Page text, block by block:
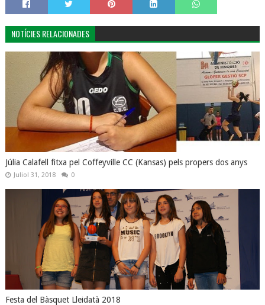
NOTÍCIES RELACIONADES
Júlia Calafell fitxa pel Coffeyville CC (Kansas) pels propers dos anys
Juliol 31, 2018 0
Festa del Bàsquet Lleidatà 2018